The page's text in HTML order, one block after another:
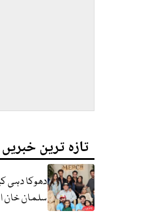
تازہ ترین خبریں
دھوکا دہی
سلمان خان